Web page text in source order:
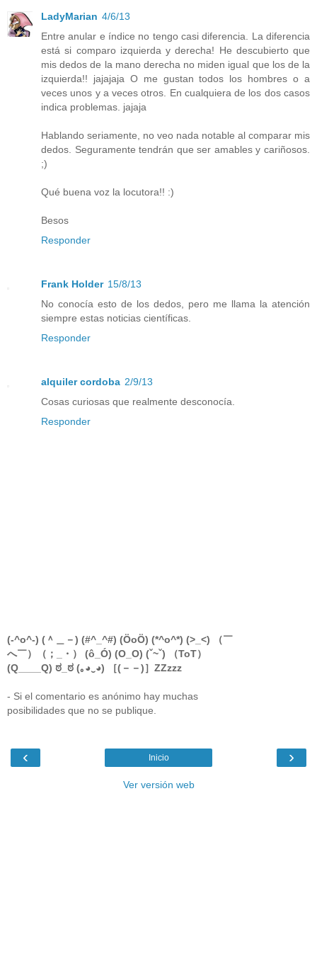
LadyMarian 4/6/13
Entre anular e índice no tengo casi diferencia. La diferencia
está si comparo izquierda y derecha! He descubierto que
mis dedos de la mano derecha no miden igual que los de la
izquierda!! jajajaja O me gustan todos los hombres o a
veces unos y a veces otros. En cualquiera de los dos casos
indica problemas. jajaja
Hablando seriamente, no veo nada notable al comparar mis
dedos. Seguramente tendrán que ser amables y cariñosos.
;)
Qué buena voz la locutora!! :)
Besos
Responder
Frank Holder 15/8/13
No conocía esto de los dedos, pero me llama la atención
siempre estas noticias científicas.
Responder
alquiler cordoba 2/9/13
Cosas curiosas que realmente desconocía.
Responder
(-^o^-) (＾＿－) (#^_^#) (ÖoÖ) (*^o^*) (>_<) （￣
へ￣）（；_・） (ô_Ó) (O_O) (ˇ~ˇ) （ToT）
(Q____Q) ಠ_ಠ (｡◕‿◕) ［(－－)］ZZzzz
- Si el comentario es anónimo hay muchas
posibilidades que no se publique.
‹ ›
Inicio
Ver versión web